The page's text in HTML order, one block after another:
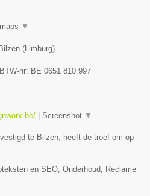
▼
Bilzen (Limburg)
nr: BE 0651 810 997
Screenshot ▼
te Bilzen, heeft de troef om op
en SEO, Onderhoud, Reclame